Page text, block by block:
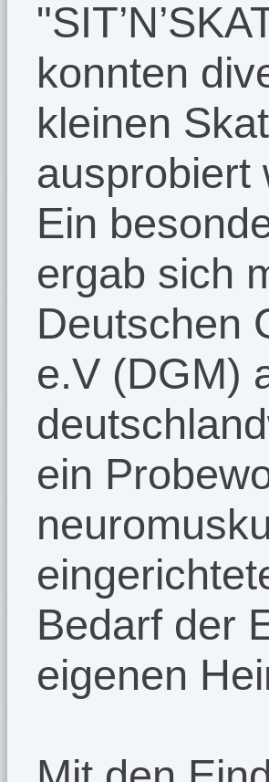
konnten
kleinen
ausprobiert
Ein
ergab sich
Deutschen
e.V (DGM)
ein
Bedarf der
eigenen